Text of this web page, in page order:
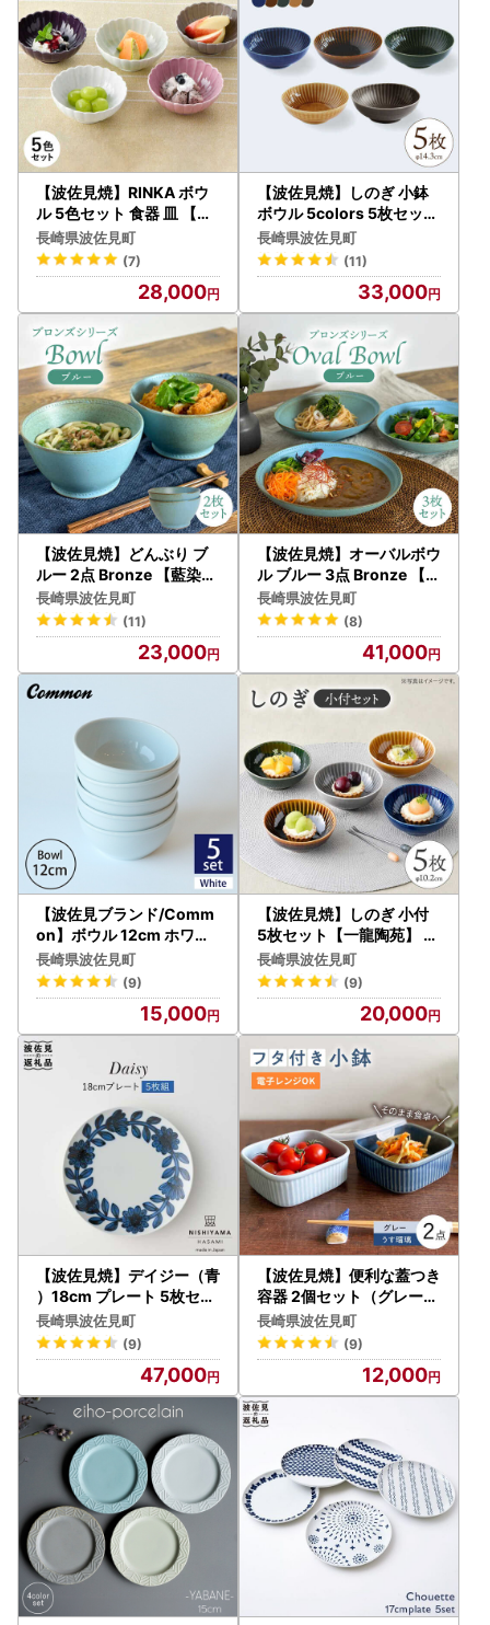
【波佐見焼】RINKA ボウ
ル 5色セット 食器 皿 【長
十郎窯】 [AE38] 波佐見焼
長崎県波佐見町
(7)
28,000
【波佐見焼】しのぎ 小鉢
ボウル 5colors 5枚セット
食器 皿 【一龍陶苑】 [CC
25] 波佐見焼
長崎県波佐見町
(11)
33,000
【波佐見焼】どんぶり ブ
ルー 2点 Bronze 【藍染窯
】 ペア 丼 ボウル 深皿 ブ
ロンズ [JC28]
長崎県波佐見町
(11)
23,000
【波佐見焼】オーバルボウ
ル ブルー 3点 Bronze 【藍
染窯】 カレー皿 パスタ皿
深皿 ブロンズ [JC26]
長崎県波佐見町
(8)
41,000
【波佐見ブランド/Comm
on】ボウル 12cm ホワイ
ト 5個セット 食器 皿 【東
京西海】 [DD120]
長崎県波佐見町
(9)
15,000
【波佐見焼】しのぎ 小付
5枚セット【一龍陶苑】 [
CC39] 波佐見焼 小鉢 小皿
長崎県波佐見町
(9)
20,000
【波佐見焼】デイジー（青
）18cm プレート 5枚セッ
ト 食器 皿 【西山】【NISH
IYAMAJAPAN】 [CB66]
波佐見焼
長崎県波佐見町
(9)
47,000
【波佐見焼】便利な蓋つき
容器 2個セット（グレー・
うす瑠璃） 小鉢 小皿 食器
【和山】 [WB77] 波佐見
焼
長崎県波佐見町
(9)
12,000